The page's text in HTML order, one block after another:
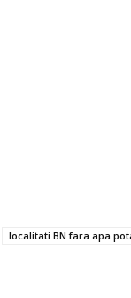
localitati BN fara apa